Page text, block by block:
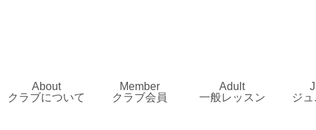
About
クラブについて
Member
クラブ会員
Adult
一般レッスン
ジ